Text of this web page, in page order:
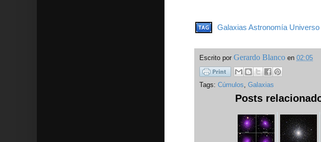
Galaxias Astronomía Universo
Escrito por Gerardo Blanco en 02:05
Tags: Cúmulos, Galaxias
Posts